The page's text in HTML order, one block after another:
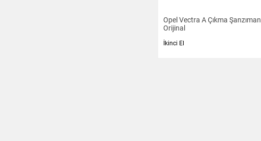
Opel Vectra A Çıkma Şanzıman
Orijinal
İkinci El